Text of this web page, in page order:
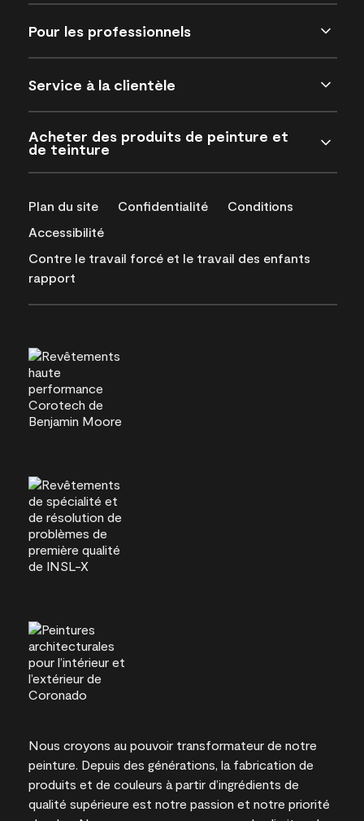
Pour les professionnels
Service à la clientèle
Acheter des produits de peinture et
de teinture
Plan du site Confidentialité
Conditions
Accessibilité
Contre le travail forcé et le travail des enfants
rapport
Nous croyons au pouvoir transformateur de notre
peinture. Depuis des générations, la fabrication de
produits et de couleurs à partir d’ingrédients de
qualité supérieure est notre passion et notre priorité